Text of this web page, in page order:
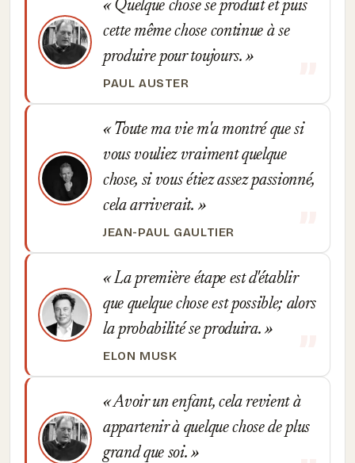
Quelque chose se produit et puis
cette même chose continue à se
produire pour toujours.
PAUL AUSTER
Toute ma vie m'a montré que si
vous vouliez vraiment quelque
chose, si vous étiez assez passionné,
cela arriverait.
JEAN-PAUL GAULTIER
La première étape est d'établir
que quelque chose est possible; alors
la probabilité se produira.
ELON MUSK
Avoir un enfant, cela revient à
appartenir à quelque chose de plus
grand que soi.